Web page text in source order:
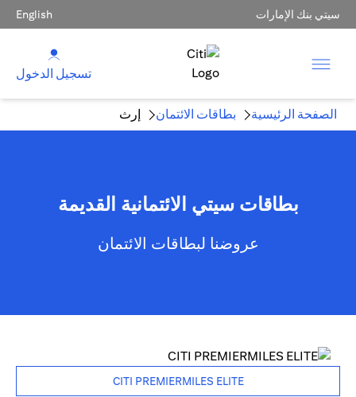
سيتي بنك الإمارات English
تسجيل الدخول
الصفحة الرئيسية بطاقات الائتمان إرث
بطاقات سيتي الائتمانية القديمة
عروضنا لبطاقات الائتمان
CITI PREMIERMILES ELITE